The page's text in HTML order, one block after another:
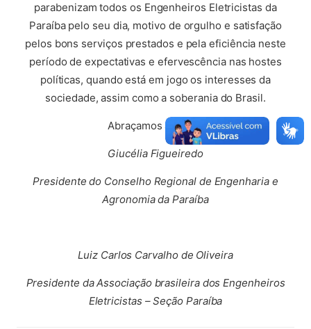
parabenizam todos os Engenheiros Eletricistas da
Paraíba pelo seu dia, motivo de orgulho e satisfação
pelos bons serviços prestados e pela eficiência neste
período de expectativas e efervescência nas hostes
políticas, quando está em jogo os interesses da
sociedade, assim como a soberania do Brasil.
Abraçamos a todos.
Giucélia Figueiredo
Presidente do Conselho Regional de Engenharia e
Agronomia da Paraíba
Luiz Carlos Carvalho de Oliveira
Presidente da Associação brasileira dos Engenheiros
Eletricistas – Seção Paraíba